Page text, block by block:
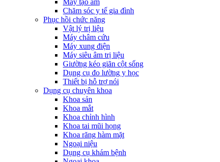
Máy tạo ẩm
Chăm sóc y tế gia đình
Phục hồi chức năng
Vật lý trị liệu
Máy châm cứu
Máy xung điện
Máy siêu âm trị liệu
Giường kéo giãn cột sống
Dụng cụ đo lường y học
Thiết bị hỗ trợ nói
Dụng cụ chuyên khoa
Khoa sản
Khoa mắt
Khoa chỉnh hình
Khoa tai mũi họng
Khoa răng hàm mặt
Ngoại niệu
Dụng cụ khám bệnh